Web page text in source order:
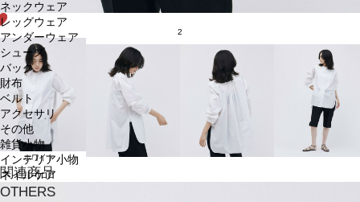
ネックウェア
レッグウェア
アンダーウェア
シューズ
バッグ
財布
ベルト
アクセサリ
その他
雑貨小物
インテリア小物
ネイルケア
OTHERS
2
ホワイト
関連商品